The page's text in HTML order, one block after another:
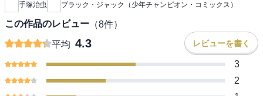
手塚治虫 ブラック・ジャック（少年チャンピオン・コミックス）
この作品のレビュー （8件）
平均 4.3 レビューを書く
3
2